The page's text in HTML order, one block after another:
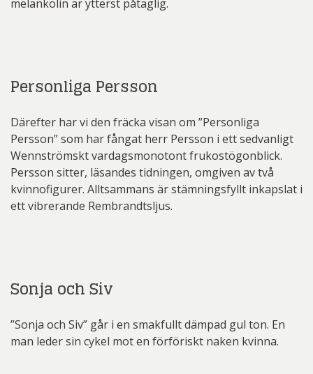
melankolin är ytterst påtaglig.
Personliga Persson
Därefter har vi den fräcka visan om ”Personliga
Persson” som har fångat herr Persson i ett sedvanligt
Wennströmskt vardagsmonotont frukostögonblick.
Persson sitter, läsandes tidningen, omgiven av två
kvinnofigurer. Alltsammans är stämningsfyllt inkapslat i
ett vibrerande Rembrandtsljus.
Sonja och Siv
”Sonja och Siv” går i en smakfullt dämpad gul ton. En
man leder sin cykel mot en förföriskt naken kvinna.